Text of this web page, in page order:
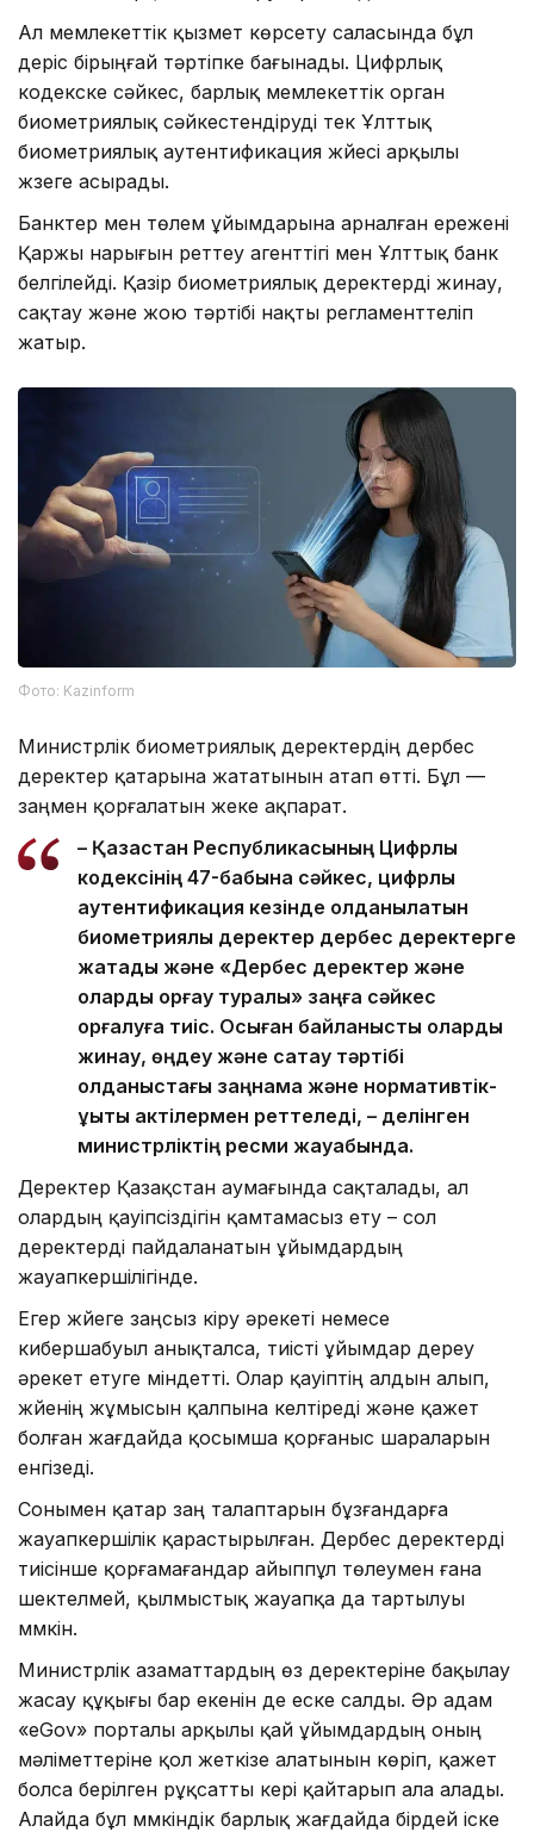
Ал мемлекеттік қызмет көрсету саласында бұл
үдеріс бірыңғай тәртіпке бағынады. Цифрлық
кодекске сәйкес, барлық мемлекеттік орган
биометриялық сәйкестендіруді тек Ұлттық
биометриялық аутентификация жүйесі арқылы
жүзеге асырады.
Банктер мен төлем ұйымдарына арналған ережені
Қаржы нарығын реттеу агенттігі мен Ұлттық банк
белгілейді. Қазір биометриялық деректерді жинау,
сақтау және жою тәртібі нақты регламенттеліп
жатыр.
Фото: Kazinform
Министрлік биометриялық деректердің дербес
деректер қатарына жататынын атап өтті. Бұл —
заңмен қорғалатын жеке ақпарат.
– Қазақстан Республикасының Цифрлық
кодексінің 47-бабына сәйкес, цифрлық
аутентификация кезінде қолданылатын
биометриялық деректер дербес деректерге
жатады және «Дербес деректер және
оларды қорғау туралы» заңға сәйкес
қорғалуға тиіс. Осыған байланысты оларды
жинау, өңдеу және сақтау тәртібі
қолданыстағы заңнама және нормативтік-
құқықтық актілермен реттеледі, – делінген
министрліктің ресми жауабында.
Деректер Қазақстан аумағында сақталады, ал
олардың қауіпсіздігін қамтамасыз ету – сол
деректерді пайдаланатын ұйымдардың
жауапкершілігінде.
Егер жүйеге заңсыз кіру әрекеті немесе
кибершабуыл анықталса, тиісті ұйымдар дереу
әрекет етуге міндетті. Олар қауіптің алдын алып,
жүйенің жұмысын қалпына келтіреді және қажет
болған жағдайда қосымша қорғаныс шараларын
енгізеді.
Сонымен қатар заң талаптарын бұзғандарға
жауапкершілік қарастырылған. Дербес деректерді
тиісінше қорғамағандар айыппұл төлеумен ғана
шектелмей, қылмыстық жауапқа да тартылуы
мүмкін.
Министрлік азаматтардың өз деректеріне бақылау
жасау құқығы бар екенін де еске салды. Әр адам
«eGov» порталы арқылы қай ұйымдардың оның
мәліметтеріне қол жеткізе алатынын көріп, қажет
болса берілген рұқсатты кері қайтарып ала алады.
Алайда бұл мүмкіндік барлық жағдайда бірдей іске